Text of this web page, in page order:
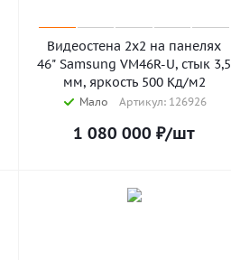
Видеостена 2х2 на панелях
46" Samsung VM46R-U, стык 3,5
мм, яркость 500 Кд/м2
Мало Артикул: 126926
1 080 000 ₽/шт